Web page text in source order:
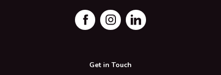
Get in Touch